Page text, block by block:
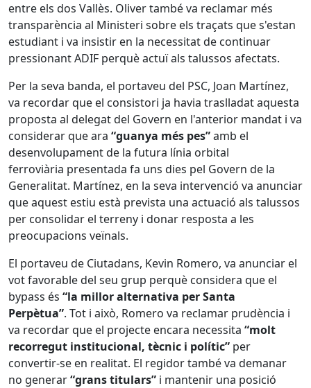
entre els dos Vallès. Oliver també va reclamar més
transparència al Ministeri sobre els traçats que s'estan
estudiant i va insistir en la necessitat de continuar
pressionant ADIF perquè actuï als talussos afectats.
Per la seva banda, el portaveu del PSC, Joan Martínez,
va recordar que el consistori ja havia traslladat aquesta
proposta al delegat del Govern en l'anterior mandat i va
considerar que ara “guanya més pes”amb el
desenvolupament de la futura línia orbital
ferroviària presentada fa uns dies pel Govern de la
Generalitat. Martínez, en la seva intervenció va anunciar
que aquest estiu està prevista una actuació als talussos
per consolidar el terreny i donar resposta a les
preocupacions veïnals.
El portaveu de Ciutadans, Kevin Romero, va anunciar el
vot favorable del seu grup perquè considera que el
bypass és “la millor alternativa per Santa
Perpètua”. Tot i això, Romero va reclamar prudència i
va recordar que el projecte encara necessita “molt
recorregut institucional, tècnic i polític” per
convertir-se en realitat. El regidor també va demanar
no generar“grans titulars” i mantenir una posició